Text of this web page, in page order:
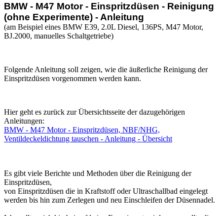
BMW - M47 Motor - Einspritzdüsen - Reinigung
(ohne Experimente) - Anleitung
(am Beispiel eines BMW E39, 2.0L Diesel, 136PS, M47 Motor,
BJ.2000, manuelles Schaltgetriebe)
Folgende Anleitung soll zeigen, wie die äußerliche Reinigung der
Einspritzdüsen vorgenommen werden kann.
Hier geht es zurück zur Übersichtsseite der dazugehörigen
Anleitungen:
BMW - M47 Motor - Einspritzdüsen, NBF/NHG,
Ventildeckeldichtung tauschen - Anleitung - Übersicht
Es gibt viele Berichte und Methoden über die Reinigung der
Einspritzdüsen,
von Einspritzdüsen die in Kraftstoff oder Ultraschallbad eingelegt
werden bis hin zum Zerlegen und neu Einschleifen der Düsennadel.